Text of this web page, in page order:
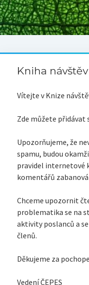
Kniha návštěv
Vítejte v Knize
Zde můžete přidávat
Upozorňujeme, že
spamu, budou
pravidel internetové
komentářů
Chceme upozornit
problematika se na
aktivity poslanců a
členů.
Děkujeme za
Vedení ČEPES